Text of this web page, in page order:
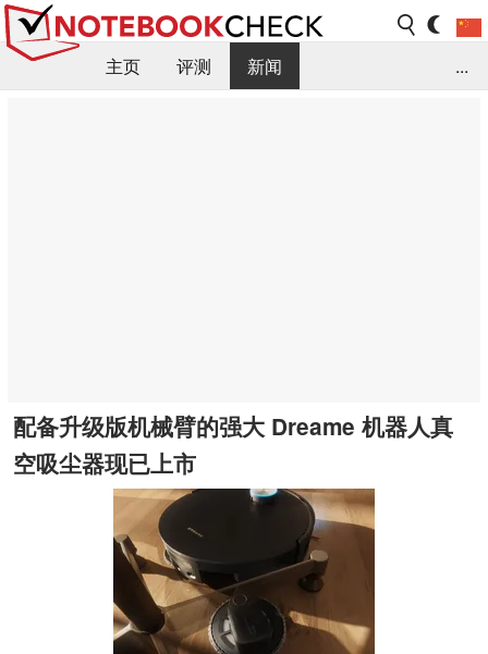
主页 评测
新闻
...
配备升级版机械臂的强大 Dreame 机器人真
空吸尘器现已上市